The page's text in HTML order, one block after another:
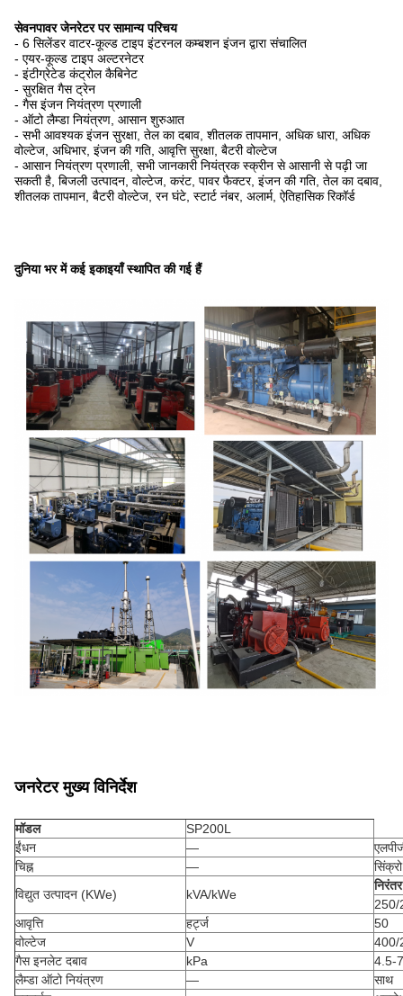
सेवनपावर जेनरेटर पर सामान्य परिचय
- 6 सिलेंडर वाटर-कूल्ड टाइप इंटरनल कम्बशन इंजन द्वारा संचालित
- एयर-कूल्ड टाइप अल्टरनेटर
- इंटीग्रेटेड कंट्रोल कैबिनेट
- सुरक्षित गैस ट्रेन
- गैस इंजन नियंत्रण प्रणाली
- ऑटो लैम्डा नियंत्रण, आसान शुरुआत
- सभी आवश्यक इंजन सुरक्षा, तेल का दबाव, शीतलक तापमान, अधिक धारा, अधिक
वोल्टेज, अधिभार, इंजन की गति, आवृत्ति सुरक्षा, बैटरी वोल्टेज
- आसान नियंत्रण प्रणाली, सभी जानकारी नियंत्रक स्क्रीन से आसानी से पढ़ी जा
सकती है, बिजली उत्पादन, वोल्टेज, करंट, पावर फैक्टर, इंजन की गति, तेल का दबाव,
शीतलक तापमान, बैटरी वोल्टेज, रन घंटे, स्टार्ट नंबर, अलार्म, ऐतिहासिक रिकॉर्ड
दुनिया भर में कई इकाइयाँ स्थापित की गई हैं
जनरेटर मुख्य विनिर्देश
मॉडल
SP200L
ईंधन
—
चिह्न
—
विद्युत उत्पादन (KWe)
kVA/kWe
250/
आवृत्ति
हर्ट्ज
50
वोल्टेज
V
400/
गैस इनलेट दबाव
kPa
4.5-
लैम्डा ऑटो नियंत्रण
—
साथ